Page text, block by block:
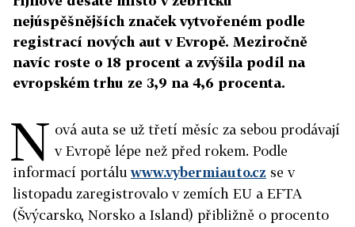
nejúspěšnějších značek vytvořeném podle
registrací nových aut v Evropě. Meziročně
navíc roste o 18 procent a zvýšila podíl na
evropském trhu ze 3,9 na 4,6 procenta.
N ová auta se už třetí měsíc za sebou prodávají
v Evropě lépe než před rokem. Podle
informací portáluwww.vybermiauto.cz se v
listopadu zaregistrovalo v zemích EU a EFTA
(Švýcarsko, Norsko a Island) přibližně o procento